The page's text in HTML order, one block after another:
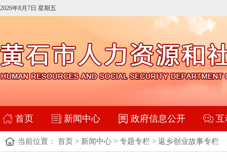
2026年8月7日 星期五
首页 新闻中心 政府信息公开 互
当前位置： 首页 > 新闻中心 > 专题专栏 > 返乡创业故事专栏